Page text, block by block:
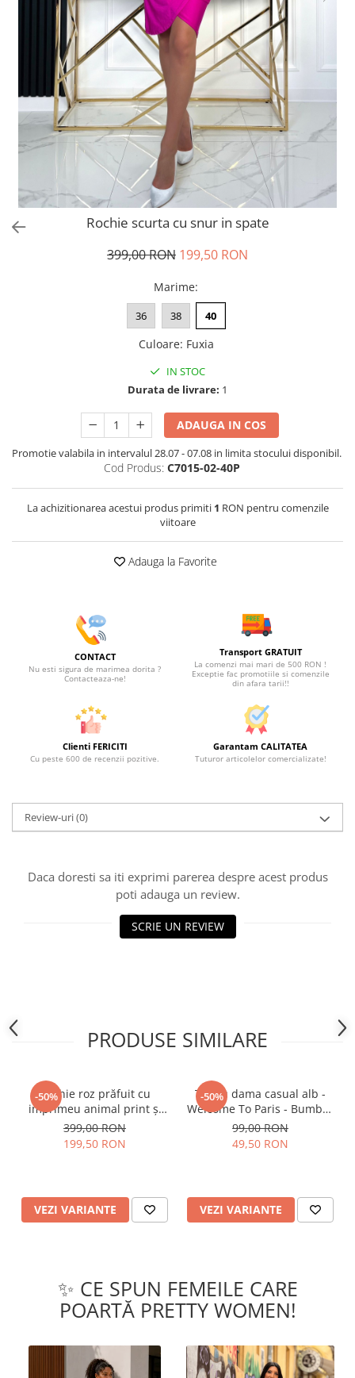
Tricouri si topuri
Rochii de eveniment
Rochie scurta cu snur in spate
399,00 RON 199,50 RON
Marime:
36 38 40
Culoare: Fuxia
IN STOC
Durata de livrare: 1
ADAUGA IN COS
Promotie valabila in intervalul 28.07 - 07.08 in limita stocului disponibil.
Cod Produs: C7015-02-40P
La achizitionarea acestui produs primiti 1 RON pentru comenzile
viitoare
Adauga la Favorite
CONTACT
Nu esti sigura de marimea dorita ?
Contacteaza-ne!
Transport GRATUIT
La comenzi mai mari de 500 RON !
Exceptie fac promotiile si comenzile
din afara tarii!!
Clienti FERICITI
Cu peste 600 de recenzii pozitive.
Garantam CALITATEA
Tuturor articolelor comercializate!
Review-uri(0)
Daca doresti sa iti exprimi parerea despre acest produs
poti adauga un review.
SCRIE UN REVIEW
PRODUSE SIMILARE
-50%
Rochie roz prăfuit cu
imprimeu animal print și
curea
399,00 RON
199,50 RON
VEZI VARIANTE
-50%
Tricou dama casual alb -
Welcome To Paris - Bumbac
Organic
99,00 RON
49,50 RON
VEZI VARIANTE
✨ CE SPUN FEMEILE CARE
POARTĂ PRETTY WOMEN!